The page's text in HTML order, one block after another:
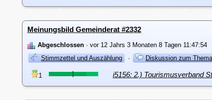
Meinungsbild Gemeinderat #2332
Abgeschlossen· vor 12 Jahrs 3 Monaten 8 Tagen 11:47:54
Stimmzettel und Auszählung
· Diskussion zum Thema
1 i5156: 2.) Tourismusverband